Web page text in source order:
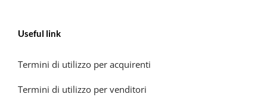
Useful link
Termini di utilizzo per acquirenti
Termini di utilizzo per venditori